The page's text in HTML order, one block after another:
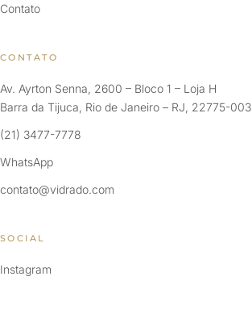
Contato
CONTATO
Av. Ayrton Senna, 2600 – Bloco 1 – Loja H
Barra da Tijuca, Rio de Janeiro – RJ, 22775-003
(21) 3477-7778
WhatsApp
contato@vidrado.com
SOCIAL
Instagram